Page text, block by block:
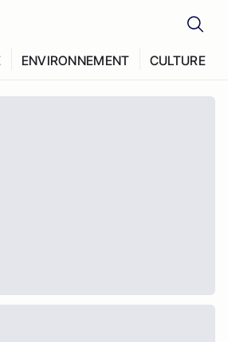
ENVIRONNEMENT CULTURE